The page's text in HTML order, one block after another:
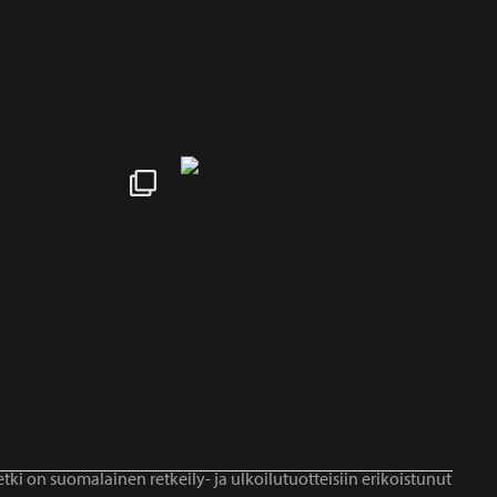
on suomalainen retkeily- ja ulkoilutuotteisiin erikoistunut